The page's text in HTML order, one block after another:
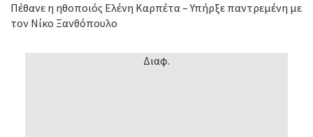
Πέθανε η ηθοποιός Ελένη Καρπέτα – Υπήρξε παντρεμένη με
τον Νίκο Ξανθόπουλο
Διαφ.